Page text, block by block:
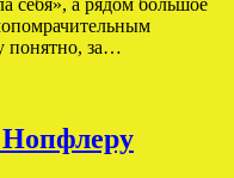
понятно, за…